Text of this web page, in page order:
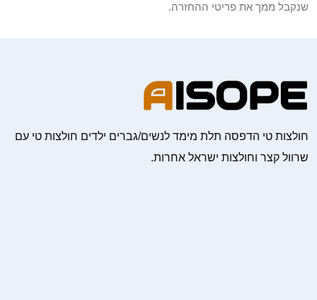
שנקבל ממך את פריטי ההחזרה.
חולצות טי הדפסה תלת מימד לנשים/גברים ילדים חולצות טי עם
שרוול קצר וחולצות ישראל אחרות.